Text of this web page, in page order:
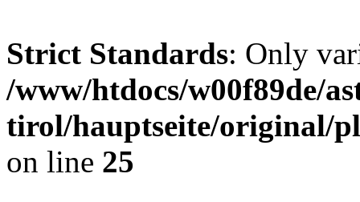
Strict Standards: Only
/www/htdocs/w00f89de/
tirol/hauptseite/original/
on line 25